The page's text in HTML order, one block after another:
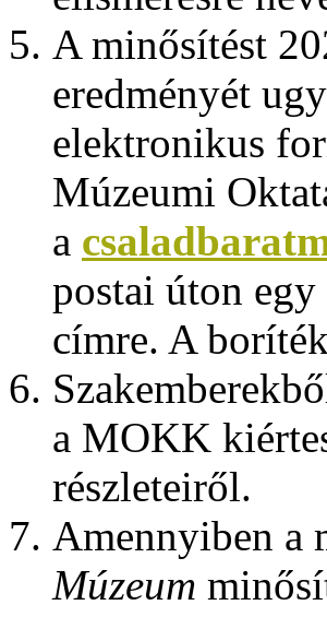
A minősítést
eredményét
elektronikus
Múzeumi
a
postai úton
címre. A
a MOKK
részleteiről.
Amennyiben a
Múzeum